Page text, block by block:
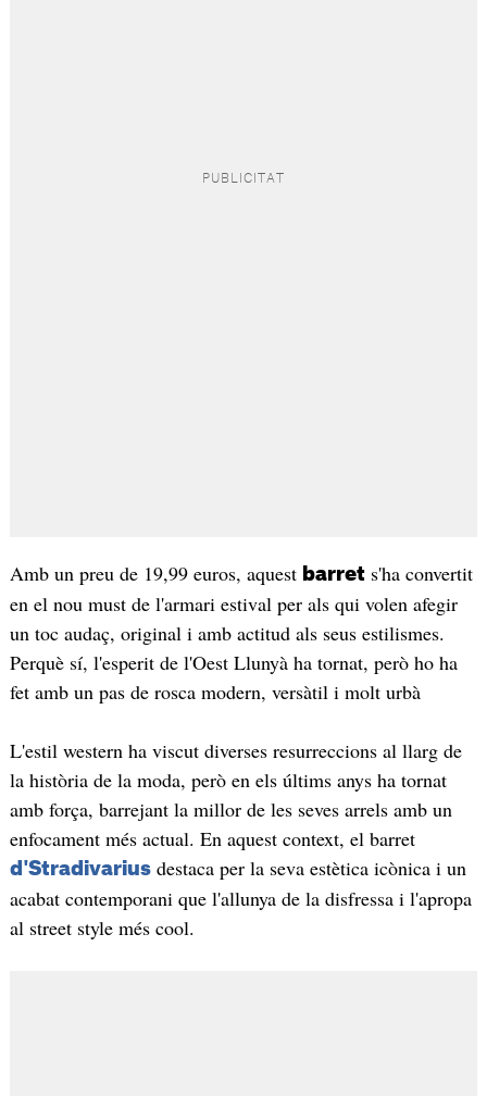
Amb un preu de 19,99 euros, aquest barrets'ha convertit
en el nou must de l'armari estival per als qui volen afegir
un toc audaç, original i amb actitud als seus estilismes.
Perquè sí, l'esperit de l'Oest Llunyà ha tornat, però ho ha
fet amb un pas de rosca modern, versàtil i molt urbà
L'estil western ha viscut diverses resurreccions al llarg de
la història de la moda, però en els últims anys ha tornat
amb força, barrejant la millor de les seves arrels amb un
enfocament més actual. En aquest context, el barret
d'Stradivariusdestaca per la seva estètica icònica i un
acabat contemporani que l'allunya de la disfressa i l'apropa
al street style més cool.